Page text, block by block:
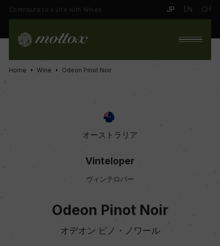
Contribute to a Life with Wines. JP EN CH
Home Wine Odeon Pinot Noir
オーストラリア
Vinteloper
ヴィンテロパー
Odeon Pinot Noir
オデオン ピノ・ノワール